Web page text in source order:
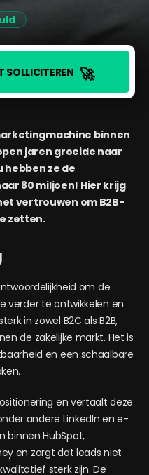
SOLLICITEREN 🚀
binnen
jaren groeide naar
hebben ze de
80 miljoen! Hier krijg
vertrouwen om B2B-
zetten.
om de
verder te ontwikkelen en
in zowel B2C als B2B,
de zakelijke markt. Het is
en een schaalbare
en vertaalt deze
andere LinkedIn en e-
binnen HubSpot,
en zorgt dat leads niet
sterk zijn. De